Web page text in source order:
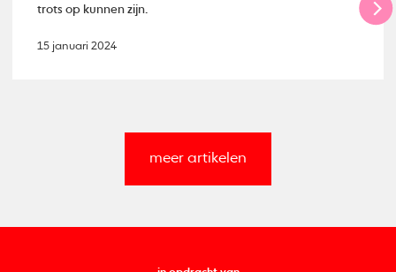
trots op kunnen zijn.
15 januari 2024
meer artikelen